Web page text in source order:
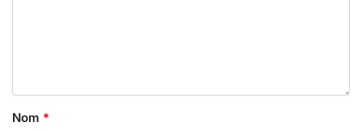
Nom *